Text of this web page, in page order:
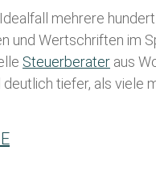
mehrere
und Wertschriften im
Steuerberater aus
tiefer, als viele